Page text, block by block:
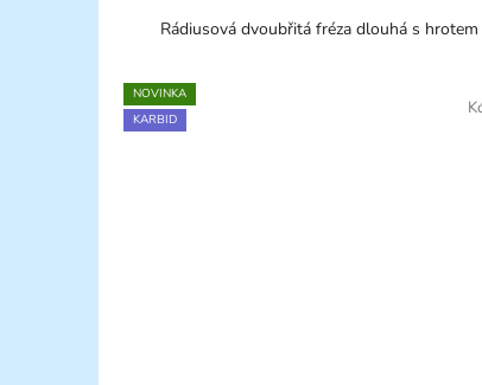
Rádiusová dvoubřitá fréza dlouhá s
NOVINKA
KARBID